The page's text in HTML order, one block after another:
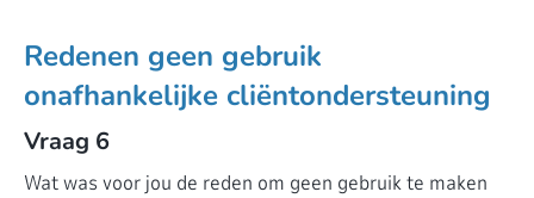
Redenen geen gebruik
onafhankelijke cliëntondersteuning
Vraag 6
Wat was voor jou de reden om geen gebruik te maken